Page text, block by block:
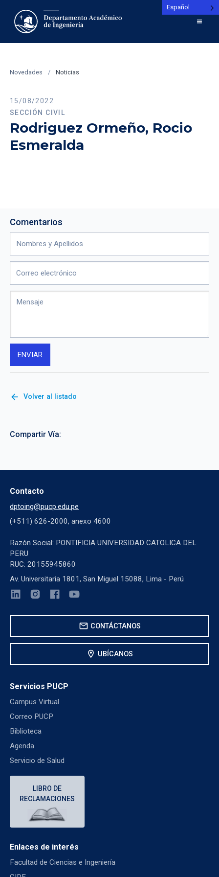
Novedades / Noticias
15/08/2022
SECCIÓN CIVIL
Rodriguez Ormeño, Rocio
Esmeralda
Comentarios
arrow_back Volver al listado
Compartir Vía:
Contacto
dptoing@pucp.edu.pe
(+511) 626-2000, anexo 4600
Razón Social: PONTIFICIA UNIVERSIDAD CATOLICA DEL
PERU
RUC: 20155945860
Av. Universitaria 1801, San Miguel 15088, Lima - Perú
mail CONTÁCTANOS
location_on UBÍCANOS
Servicios PUCP
Campus Virtual
Correo PUCP
Biblioteca
Agenda
Servicio de Salud
LIBRO DE
RECLAMACIONES
Enlaces de interés
Facultad de Ciencias e Ingeniería
Español